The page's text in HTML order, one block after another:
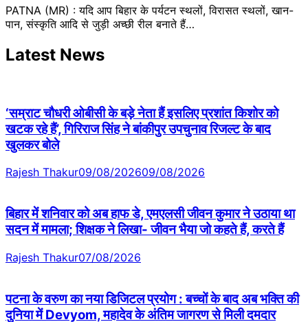
PATNA (MR) : यदि आप बिहार के पर्यटन स्थलों, विरासत स्थलों, खान-
पान, संस्कृति आदि से जुड़ी अच्छी रील बनाते हैं…
Latest News
‘सम्राट चौधरी ओबीसी के बड़े नेता हैं इसलिए प्रशांत किशोर को
खटक रहे हैं’, गिरिराज सिंह ने बांकीपुर उपचुनाव रिजल्ट के बाद
खुलकर बोले
Rajesh Thakur09/08/202609/08/2026
बिहार में शनिवार को अब हाफ डे, एमएलसी जीवन कुमार ने उठाया था
सदन में मामला; शिक्षक ने लिखा- जीवन भैया जो कहते हैं, करते हैं
Rajesh Thakur07/08/2026
पटना के वरुण का नया डिजिटल प्रयोग : बच्चों के बाद अब भक्ति की
दुनिया में Devyom, महादेव के अंतिम जागरण से मिली दमदार